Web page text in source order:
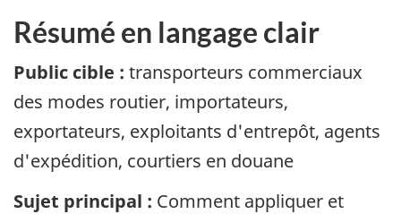
Résumé en langage clair
Public cible : transporteurs commerciaux
des modes routier, importateurs,
exportateurs, exploitants d'entrepôt, agents
d'expédition, courtiers en douane
Sujet principal : Comment appliquer et